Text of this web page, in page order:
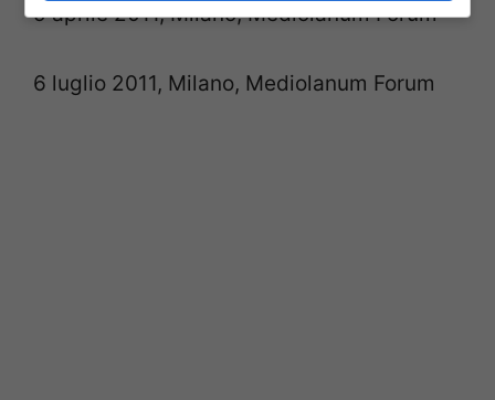
5 aprile 2011, Milano, Mediolanum Forum
6 luglio 2011, Milano, Mediolanum Forum